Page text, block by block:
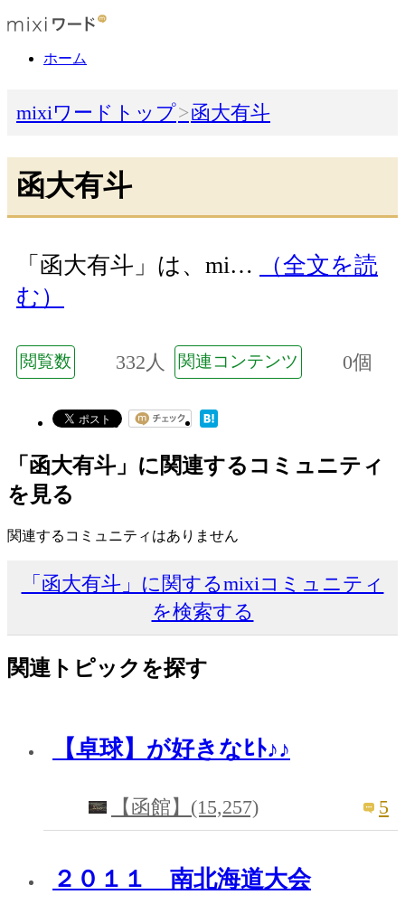
ホーム
mixiワードトップ 函大有斗
函大有斗
「函大有斗」は、mi…
（全文を読
む）
閲覧数 332人 関連コンテンツ 0個
「函大有斗」に関連するコミュニティ
を見る
関連するコミュニティはありません
「函大有斗」に関するmixiコミュニティ
を検索する
関連トピックを探す
【卓球】が好きなﾋﾄ♪♪
【函館】(15,257) 5
２０１１ 南北海道大会